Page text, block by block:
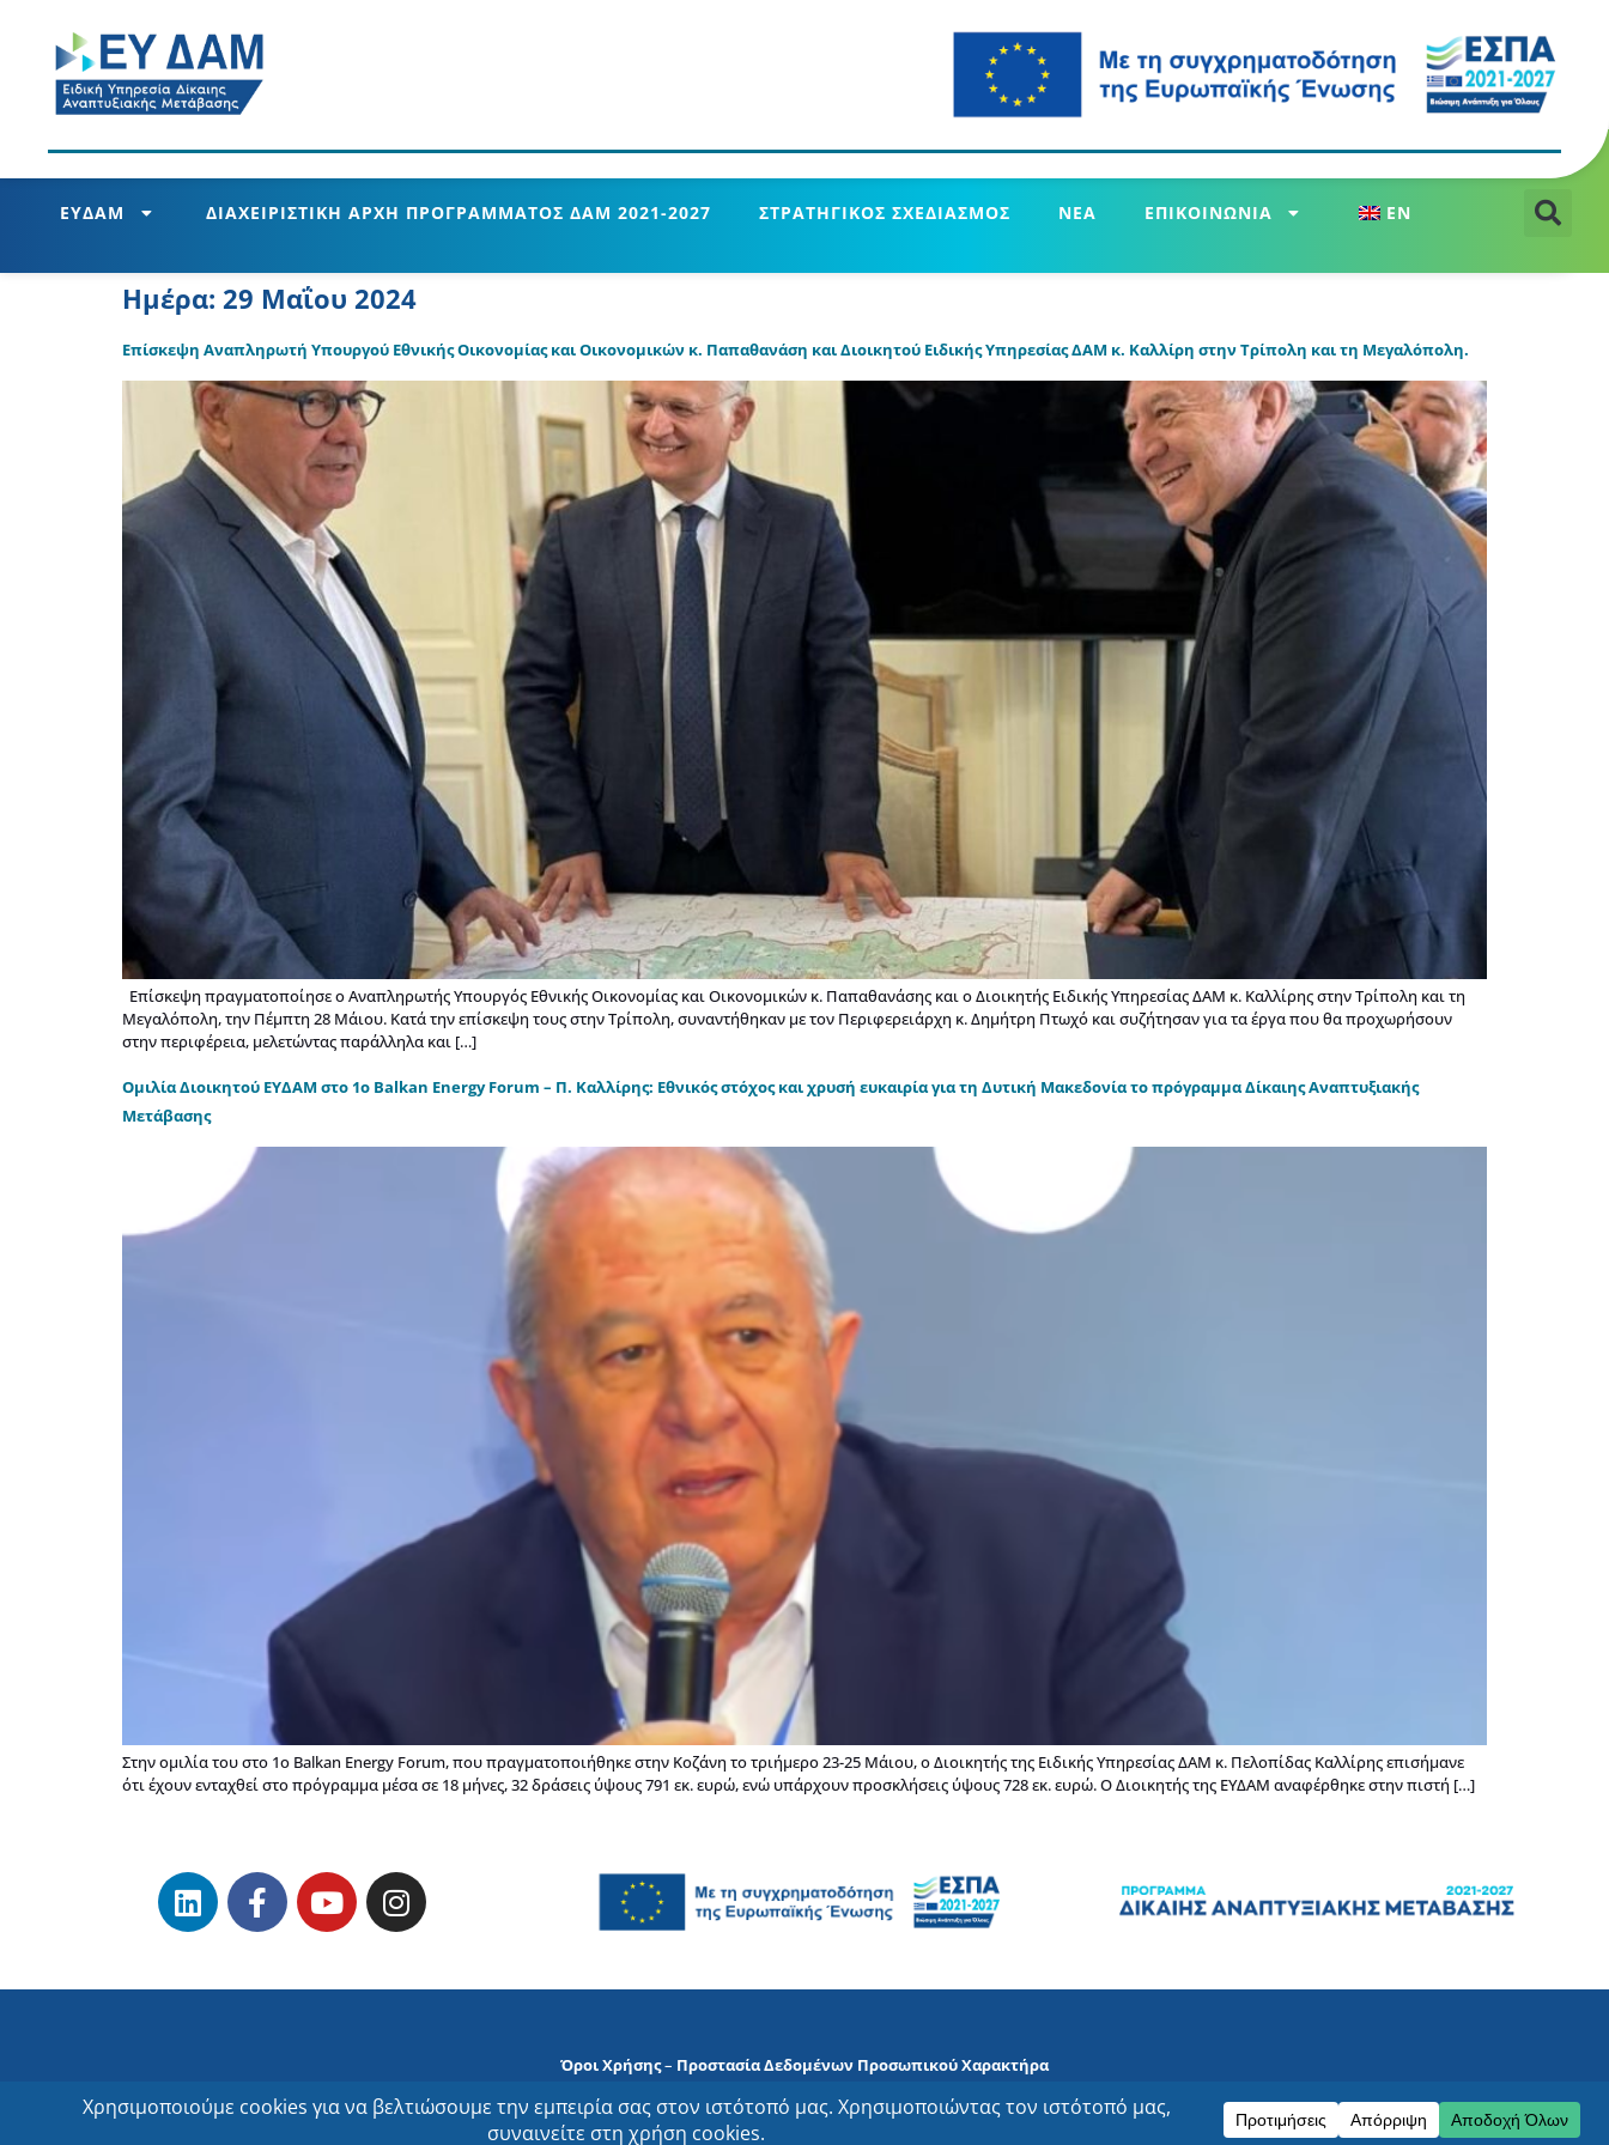
ΕΥΔΑΜ ΔΙΑΧΕΙΡΙΣΤΙΚΗ ΑΡΧΗ ΠΡΟΓΡΑΜΜΑΤΟΣ ΔΑΜ 2021-2027 ΣΤΡΑΤΗΓΙΚΟΣ ΣΧΕΔΙΑΣΜΟΣ ΝΕΑ ΕΠΙΚΟΙΝΩΝΙΑ EN
Ημέρα: 29 Μαΐου 2024
Επίσκεψη Αναπληρωτή Υπουργού Εθνικής Οικονομίας και Οικονομικών κ. Παπαθανάση και Διοικητού Ειδικής Υπηρεσίας ΔΑΜ κ. Καλλίρη στην Τρίπολη και τη Μεγαλόπολη.
Επίσκεψη πραγματοποίησε ο Αναπληρωτής Υπουργός Εθνικής Οικονομίας και Οικονομικών κ. Παπαθανάσης και ο Διοικητής Ειδικής Υπηρεσίας ΔΑΜ κ. Καλλίρης στην Τρίπολη και τη
Μεγαλόπολη, την Πέμπτη 28 Μάιου. Κατά την επίσκεψη τους στην Τρίπολη, συναντήθηκαν με τον Περιφερειάρχη κ. Δημήτρη Πτωχό και συζήτησαν για τα έργα που θα προχωρήσουν
στην περιφέρεια, μελετώντας παράλληλα και […]
Ομιλία Διοικητού ΕΥΔΑΜ στο 1o Balkan Energy Forum – Π. Καλλίρης: Εθνικός στόχος και χρυσή ευκαιρία για τη Δυτική Μακεδονία το πρόγραμμα Δίκαιης Αναπτυξιακής
Μετάβασης
Στην ομιλία του στο 1o Balkan Energy Forum, που πραγματοποιήθηκε στην Κοζάνη το τριήμερο 23-25 Μάιου, ο Διοικητής της Ειδικής Υπηρεσίας ΔΑΜ κ. Πελοπίδας Καλλίρης επισήμανε
ότι έχουν ενταχθεί στο πρόγραμμα μέσα σε 18 μήνες, 32 δράσεις ύψους 791 εκ. ευρώ, ενώ υπάρχουν προσκλήσεις ύψους 728 εκ. ευρώ. Ο Διοικητής της ΕΥΔΑΜ αναφέρθηκε στην πιστή […]
Όροι Χρήσης– Προστασία Δεδομένων Προσωπικού Χαρακτήρα
ΕΥΔΑΜ Copyrights © 2023